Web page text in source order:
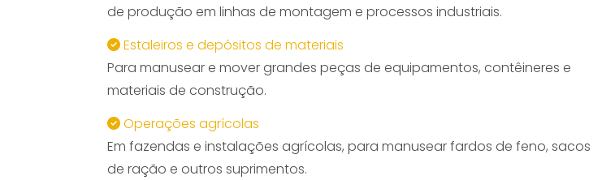
de produção em linhas de montagem e processos industriais.
Estaleiros e depósitos de materiais
Para manusear e mover grandes peças de equipamentos, contêineres e
materiais de construção.
Operações agrícolas
Em fazendas e instalações agrícolas, para manusear fardos de feno, sacos
de ração e outros suprimentos.